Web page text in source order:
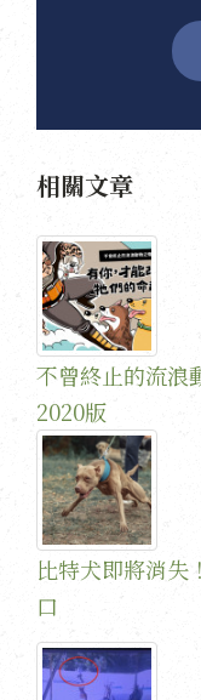
相關文章
不曾終止的流
2020版
比特犬即將消失
口